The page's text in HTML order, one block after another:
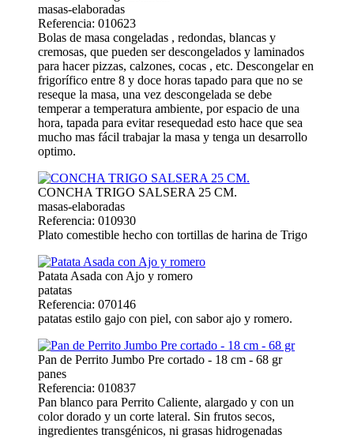
masas-elaboradas
Referencia: 010623
Bolas de masa congeladas , redondas, blancas y
cremosas, que pueden ser descongelados y laminados
para hacer pizzas, calzones, cocas , etc. Descongelar en
frigorífico entre 8 y doce horas tapado para que no se
reseque la masa, una vez descongelada se debe
temperar a temperatura ambiente, por espacio de una
hora, tapada para evitar resequedad esto hace que sea
mucho mas fácil trabajar la masa y tenga un desarrollo
optimo.
CONCHA TRIGO SALSERA 25 CM.
masas-elaboradas
Referencia: 010930
Plato comestible hecho con tortillas de harina de Trigo
Patata Asada con Ajo y romero
patatas
Referencia: 070146
patatas estilo gajo con piel, con sabor ajo y romero.
Pan de Perrito Jumbo Pre cortado - 18 cm - 68 gr
panes
Referencia: 010837
Pan blanco para Perrito Caliente, alargado y con un
color dorado y un corte lateral. Sin frutos secos,
ingredientes transgénicos, ni grasas hidrogenadas